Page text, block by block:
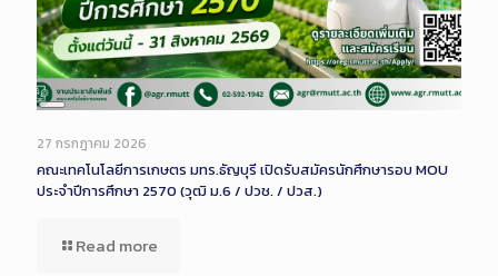
Long
Description
27 กรกฎาคม 2026
คณะเทคโนโลยีการเกษตร มทร.ธัญบุรี เปิดรับสมัครนักศึกษารอบ MOU
ประจำปีการศึกษา 2570 (วุฒิ ม.6 / ปวช. / ปวส.)
Read more